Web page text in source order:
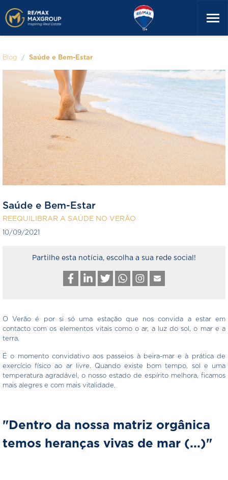
Blog Saúde e Bem-Estar
Saúde e Bem-Estar
REEQUILIBRAR A SAÚDE NO VERÃO
10/09/2021
Partilhe esta notícia, escolha a sua rede social!
O Verão é por si só uma estação que nos convida a estar em
contacto com os elementos vitais como o ar, a luz do sol, o mar e a
terra.
É o momento convidativo aos passeios à beira-mar e à prática de
exercício físico ao ar livre. Quando existe bom tempo, sol e uma
temperatura agradável, o nosso estado de espírito melhora, ficamos
mais alegres e com mais vitalidade.
"Dentro da nossa matriz orgânica
temos heranças vivas de mar (...)"